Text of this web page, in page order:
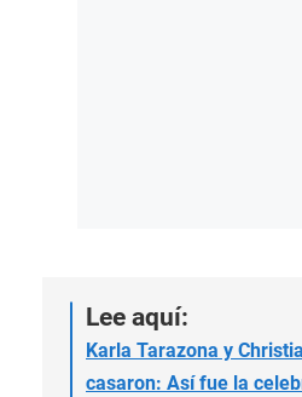
Lee aquí:
Karla Tarazona y
casaron: Así fue la